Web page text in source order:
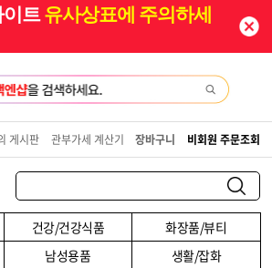
이트유사상표에 주의하세
건강/건강식품
화장품/뷰티
남성용품
생활/잡화
게시판 관부가세 계산기 장바구니 비회원 주문조회